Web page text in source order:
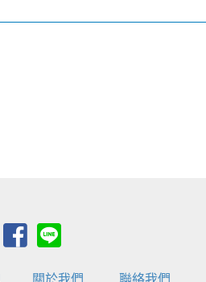
關於我們 聯絡我們